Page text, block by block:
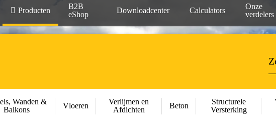
Producten
B2B
eShop
Downloadcenter Calculators
Onze
verdelers
Wanden &
Balkons
Vloeren
Verlijmen en
Afdichten
Beton
Structurele
Versterking